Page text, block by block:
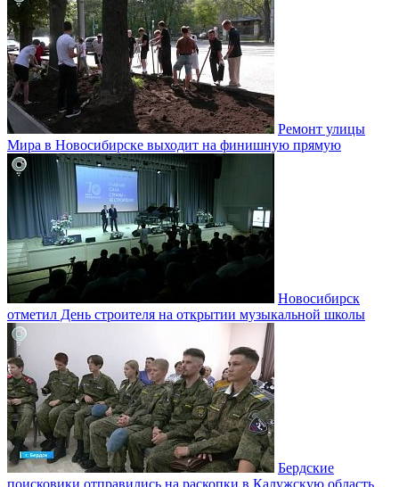
Ремонт улицы
Мира в Новосибирске выходит на финишную прямую
Новосибирск
отметил День строителя на открытии музыкальной школы
Бердские
поисковики отправились на раскопки в Калужскую область